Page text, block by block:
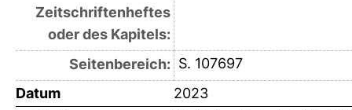
Zeitschriftenheftes
oder des Kapitels:
Seitenbereich: S. 107697
Datum
2023